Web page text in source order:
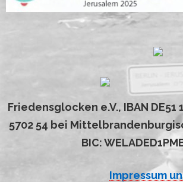
Friedensglocken e.V., IBAN DE51
5702 54 bei
BIC:
Impressum